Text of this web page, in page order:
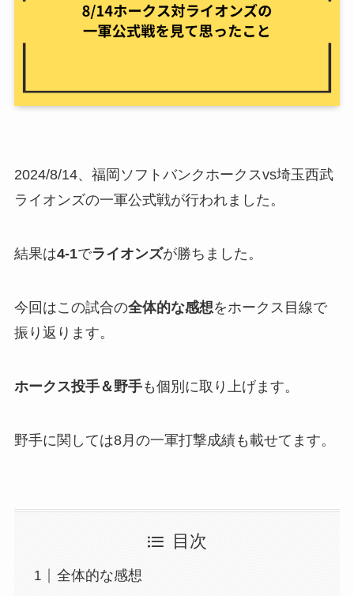
2024/8/14、福岡ソフトバンクホークスvs埼玉西武
ライオンズの一軍公式戦が行われました。
結果は4-1でライオンズが勝ちました。
今回はこの試合の全体的な感想をホークス目線で
振り返ります。
ホークス投手＆野手も個別に取り上げます。
野手に関しては8月の一軍打撃成績も載せてます。
目次
全体的な感想